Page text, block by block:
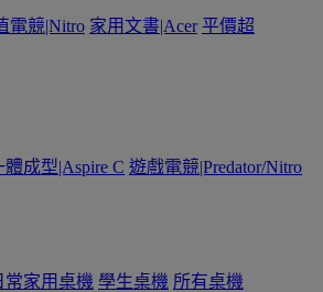
電競|Nitro 家用文書|Acer 平價超
體成型|Aspire C 遊戲電競|Predator/Nitro
常家用桌機 學生桌機 所有桌機